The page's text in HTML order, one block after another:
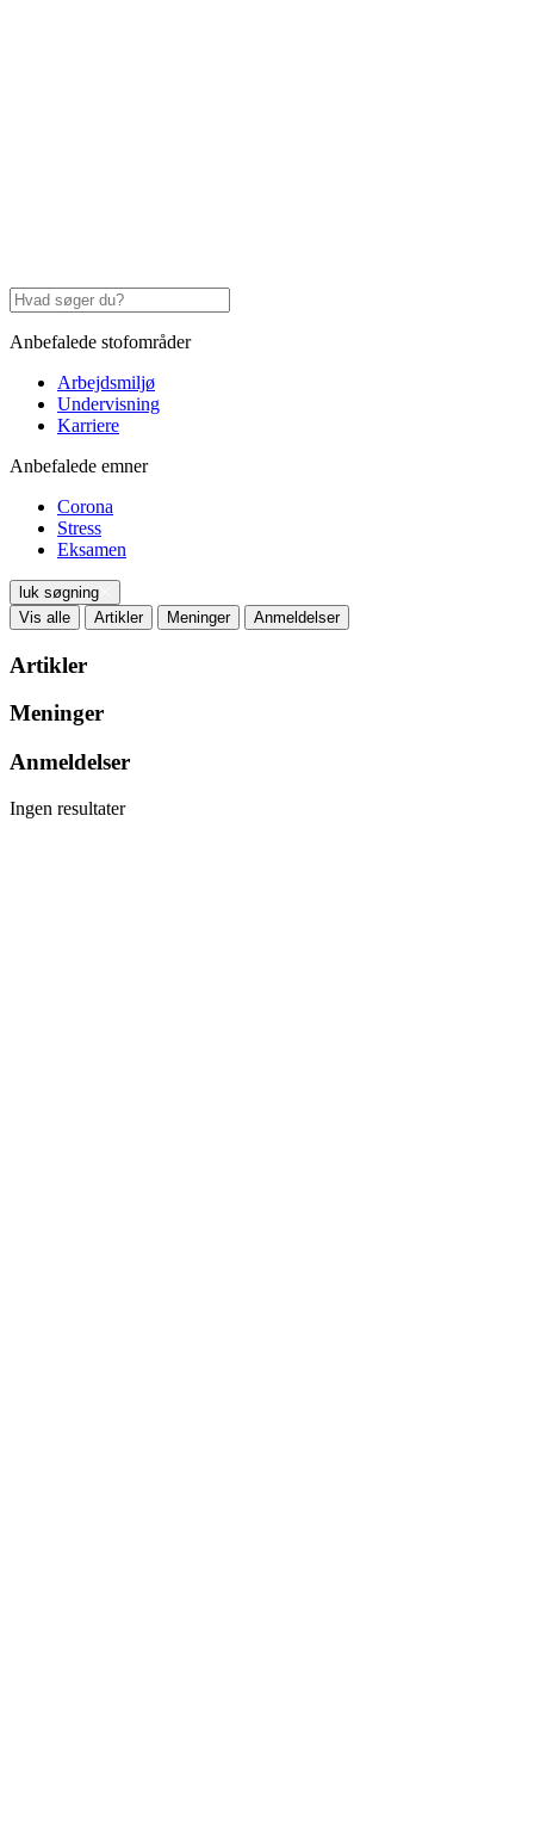
Anbefalede stofområder
Arbejdsmiljø
Undervisning
Karriere
Anbefalede emner
Corona
Stress
Eksamen
luk søgning
Vis alle
Artikler Meninger Anmeldelser
Artikler
Meninger
Anmeldelser
Ingen resultater